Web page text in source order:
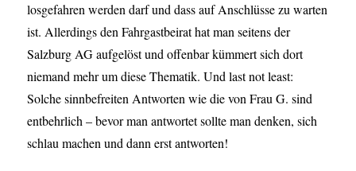
losgefahren werden darf und dass auf Anschlüsse zu warten
ist. Allerdings den Fahrgastbeirat hat man seitens der
Salzburg AG aufgelöst und offenbar kümmert sich dort
niemand mehr um diese Thematik. Und last not least:
Solche sinnbefreiten Antworten wie die von Frau G. sind
entbehrlich – bevor man antwortet sollte man denken, sich
schlau machen und dann erst antworten!